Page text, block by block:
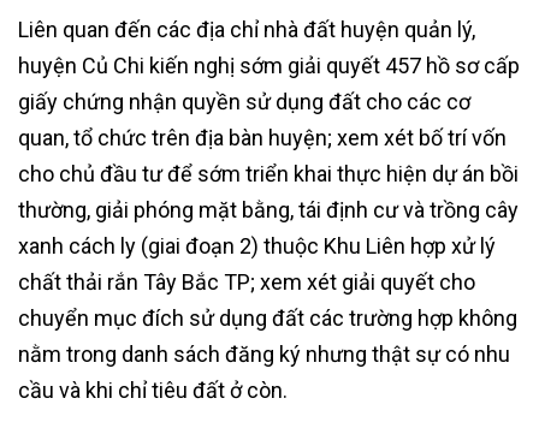
Liên quan đến các địa chỉ nhà đất huyện quản lý,
huyện Củ Chi kiến nghị sớm giải quyết 457 hồ sơ cấp
giấy chứng nhận quyền sử dụng đất cho các cơ
quan, tổ chức trên địa bàn huyện; xem xét bố trí vốn
cho chủ đầu tư để sớm triển khai thực hiện dự án bồi
thường, giải phóng mặt bằng, tái định cư và trồng cây
xanh cách ly (giai đoạn 2) thuộc Khu Liên hợp xử lý
chất thải rắn Tây Bắc TP; xem xét giải quyết cho
chuyển mục đích sử dụng đất các trường hợp không
nằm trong danh sách đăng ký nhưng thật sự có nhu
cầu và khi chỉ tiêu đất ở còn.